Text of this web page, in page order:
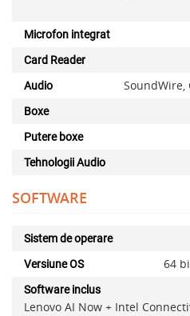
Microfon integrat
Card Reader
Audio SoundWire,
Boxe
Putere boxe
Tehnologii Audio
SOFTWARE
Sistem de operare
Versiune OS 64
Software inclus
Lenovo AI Now + Intel